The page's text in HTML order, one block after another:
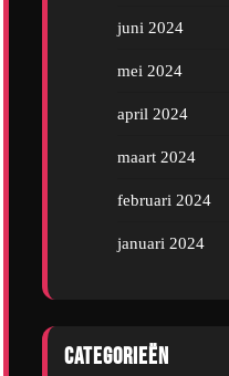
juni 2024
mei 2024
april 2024
maart 2024
februari 2024
januari 2024
Categorieën